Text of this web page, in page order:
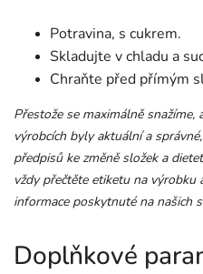
Potravina, s cukrem.
Skladujte v chladu a
Chraňte před přímým
Přestože se maximálně snažíme,
výrobcích byly aktuální a
předpisů ke změně složek a
vždy přečtěte etiketu na výrobku
informace poskytnuté na našich
Doplňkové